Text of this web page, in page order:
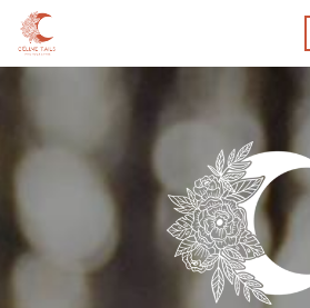
Aller
contenu